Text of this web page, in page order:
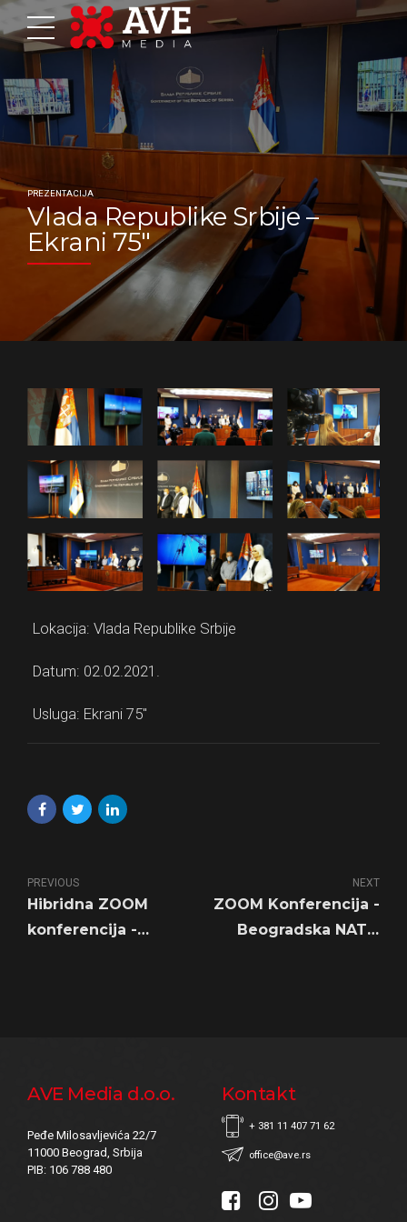
PREZENTACIJA
Vlada Republike Srbije –
Ekrani 75″
Lokacija: Vlada Republike Srbije
Datum: 02.02.2021.
Usluga: Ekrani 75″
PREVIOUS
Hibridna ZOOM
konferencija -
NEXT
ZOOM Konferencija -
Beogradska NATO
AVE Media d.o.o.
Peđe Milosavljevića 22/7
11000 Beograd, Srbija
PIB: 106 788 480
Kontakt
+ 381 11 407 71 62
office@ave.rs